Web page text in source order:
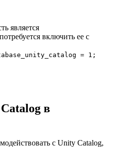
является
включить ее с
= 1;
в
с Unity Catalog,